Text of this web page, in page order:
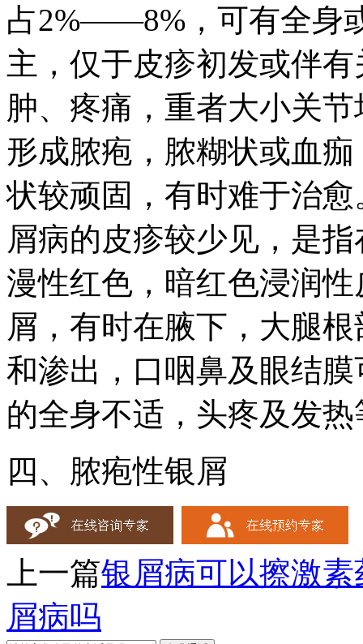
占2%——8%，可有全身
主，仅于皮疹初发或伴
肿、疼痛，重者大小关
形成脓疱，脓糊状或血
状较顽固，有时难于治
屑病的皮疹较少见，是
漫性红色，暗红色浸润
屑，有时在腋下，大腿
和渗出，口咽鼻及眼结
的全身不适，头疼及发
四、脓疱性银屑
上一篇银屑病可以擦激素
屑病吗